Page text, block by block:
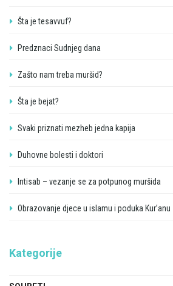
Šta je tesavvuf?
Predznaci Sudnjeg dana
Zašto nam treba muršid?
Šta je bejat?
Svaki priznati mezheb jedna kapija
Duhovne bolesti i doktori
Intisab – vezanje se za potpunog muršida
Obrazovanje djece u islamu i poduka Kur’anu
Kategorije